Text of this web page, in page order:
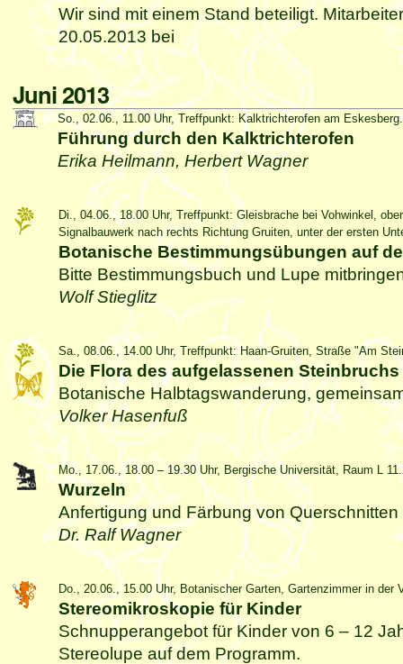
Wir sind mit einem Stand beteiligt.
20.05.2013 bei
Juni 2013
So., 02.06., 11.00 Uhr, Treffpunkt: Kalktrichterofen am Eskesberg.
Führung durch den Kalktrichterofen
Erika Heilmann, Herbert Wagner
Di., 04.06., 18.00 Uhr, Treffpunkt: Gleisbrache bei Vohwinkel,
Signalbauwerk nach rechts Richtung Gruiten, unter der ersten
Botanische Bestimmungsübungen auf
Bitte Bestimmungsbuch und Lupe
Wolf Stieglitz
Sa., 08.06., 14.00 Uhr, Treffpunkt: Haan-Gruiten, Straße "Am
Die Flora des aufgelassenen Steinbruchs
Botanische Halbtagswanderung,
Volker Hasenfuß
Mo., 17.06., 18.00 – 19.30 Uhr, Bergische Universität, Raum L
Wurzeln
Anfertigung und Färbung von Querschnitten
Dr. Ralf Wagner
Do., 20.06., 15.00 Uhr, Botanischer Garten, Gartenzimmer in der
Stereomikroskopie für Kinder
Schnupperangebot für Kinder von 6 – 12
Stereolupe auf dem Programm.